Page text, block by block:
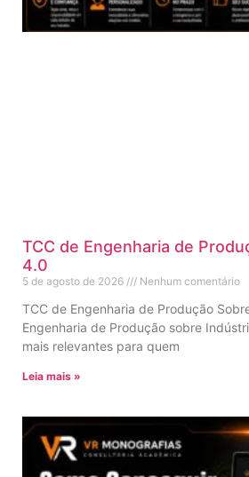
TCC de Engenharia de
4.0
5 de agosto de 2026 Nenhum comentário
TCC de Engenharia de Produção
Engenharia de Produção sobre
mais relevantes para quem
Leia mais »